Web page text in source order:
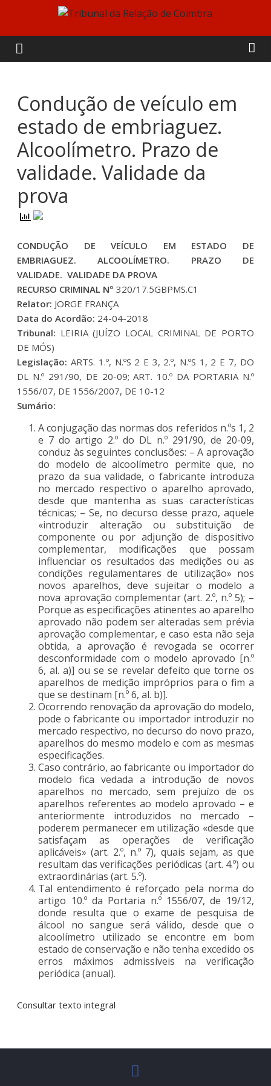
content
Tribunal
da
Relação
de
Coimbra
Condução de veículo em
estado de embriaguez.
Alcoolímetro. Prazo de
validade. Validade da
prova
CONDUÇÃO DE VEÍCULO EM ESTADO DE
EMBRIAGUEZ. ALCOOLÍMETRO. PRAZO DE
VALIDADE. VALIDADE DA PROVA
RECURSO CRIMINAL Nº320/17.5GBPMS.C1
Relator: JORGE FRANÇA
Data do Acordão: 24-04-2018
Tribunal: LEIRIA (JUÍZO LOCAL CRIMINAL DE PORTO
DE MÓS)
Legislação:ARTS. 1.º, N.ºS 2 E 3, 2.º, N.ºS 1, 2 E 7, DO
DL N.º 291/90, DE 20-09; ART. 10.º DA PORTARIA N.º
1556/07, DE 1556/2007, DE 10-12
Sumário:
A conjugação das normas dos referidos n.ºs 1, 2
e 7 do artigo 2.º do DL n.º 291/90, de 20-09,
conduz às seguintes conclusões: – A aprovação
do modelo de alcoolímetro permite que, no
prazo da sua validade, o fabricante introduza
no mercado respectivo o aparelho aprovado,
desde que mantenha as suas características
técnicas; – Se, no decurso desse prazo, aquele
«introduzir alteração ou substituição de
componente ou por adjunção de dispositivo
complementar, modificações que possam
influenciar os resultados das medições ou as
condições regulamentares de utilização» nos
novos aparelhos, deve sujeitar o modelo a
nova aprovação complementar (art. 2.º, n.º 5); –
Porque as especificações atinentes ao aparelho
aprovado não podem ser alteradas sem prévia
aprovação complementar, e caso esta não seja
obtida, a aprovação é revogada se ocorrer
desconformidade com o modelo aprovado [n.º
6, al. a)] ou se se revelar defeito que torne os
aparelhos de medição impróprios para o fim a
que se destinam [n.º 6, al. b)].
Ocorrendo renovação da aprovação do modelo,
pode o fabricante ou importador introduzir no
mercado respectivo, no decurso do novo prazo,
aparelhos do mesmo modelo e com as mesmas
especificações.
Caso contrário, ao fabricante ou importador do
modelo fica vedada a introdução de novos
aparelhos no mercado, sem prejuízo de os
aparelhos referentes ao modelo aprovado – e
anteriormente introduzidos no mercado –
poderem permanecer em utilização «desde que
satisfaçam as operações de verificação
aplicáveis» (art. 2.º, n.º 7), quais sejam, as que
resultam das verificações periódicas (art. 4.º) ou
extraordinárias (art. 5.º).
Tal entendimento é reforçado pela norma do
artigo 10.º da Portaria n.º 1556/07, de 19/12,
donde resulta que o exame de pesquisa de
álcool no sangue será válido, desde que o
alcoolímetro utilizado se encontre em bom
estado de conservação e não tenha excedido os
erros máximos admissíveis na verificação
periódica (anual).
Consultar texto integral